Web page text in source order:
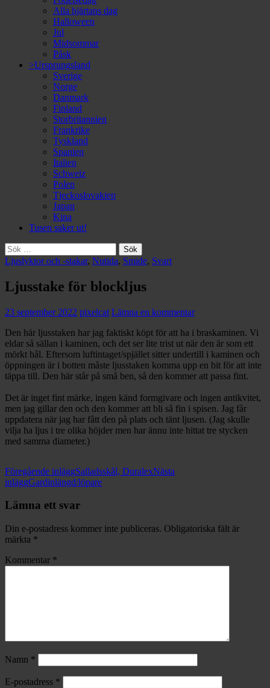
Alla hjärtans dag
Halloween
Jul
Midsommar
Påsk
>Ursprungsland
Sverige
Norge
Danmark
Finland
Storbritannien
Frankrike
Tyskland
Spanien
Italien
Schweiz
Polen
Tjeckoslovakien
Japan
Kina
Tusen saker ut!
Sök
efter:
Ljuslyktor och -stakar, Nutida, Smide, Svart
Ljusstake för blockljus
23 september 2022 pixelcat Lämna en kommentar
Den här ljusstaken har jag faktiskt köpt för att ha i braskaminen. Vi
eldar så sällan i kaminen, och det ser lite trist ut när den är som ett
mörkt hål. Eftersom luftintaget/spjället sitter undertill i kaminen och
öppningen är i botten måste ljusstaken komma upp en bit för att inte
täppa till. Den här står på små ben, så den kommer att passa fint.
Det är inget fint märke, ingen känd formgivare och ingen antikvitet,
men jag gillar den och den kommer att bli så fin i spisen. Jag får
uppdatera när jag har fått den på plats och tänt ljusen. (Jag skulle
vilja ha ljus i tre olika höjder men har ännu inte hittat tre stycken
med samma diameter.)
Inläggsnavigering
Föregående inläggSalladsskål, DuralexNästa
inläggGardinlängd/löpare
Lämna ett svar
Din e-postadress kommer inte publiceras. Obligatoriska fält är
märkta *
Kommentar *
Namn *
E-postadress *